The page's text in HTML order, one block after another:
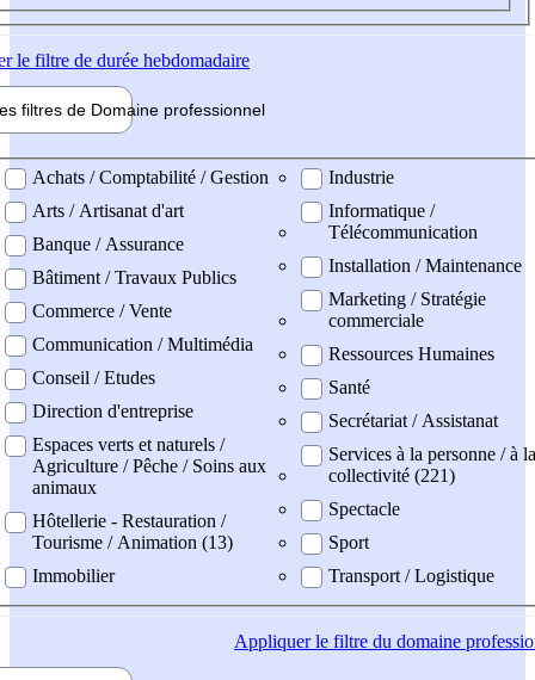
le filtre de durée hebdomadaire
filtres de Domaine professionnel
professionel
Achats / Comptabilité / Gestion
Arts / Artisanat d'art
Banque / Assurance
Bâtiment / Travaux Publics
Commerce / Vente
Communication / Multimédia
Conseil / Etudes
Direction d'entreprise
Espaces verts et naturels /
Agriculture / Pêche / Soins aux
animaux
Hôtellerie - Restauration /
Tourisme / Animation (13)
Immobilier
Industrie
Informatique /
Télécommunication
Installation / Maintenance
Marketing / Stratégie
commerciale
Ressources Humaines
Santé
Secrétariat / Assistanat
Services à la personne / à la
collectivité (221)
Spectacle
Sport
Transport / Logistique
Appliquerle filtre du domaine